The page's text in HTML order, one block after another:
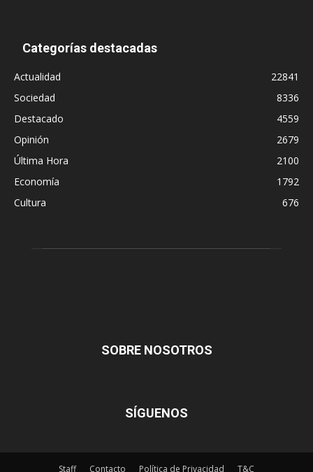
Categorías destacadas
Actualidad
22841
Sociedad
8336
Destacado
4559
Opinión
2679
Última Hora
2100
Economía
1792
Cultura
676
SOBRE NOSOTROS
SÍGUENOS
Staff Contacto Política de Privacidad T&C